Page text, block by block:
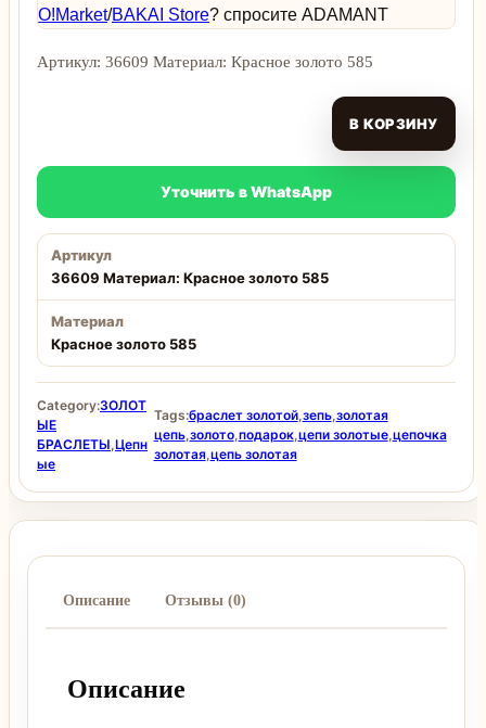
O!Market/BAKAI Store? спросите ADAMANT
Артикул: 36609 Материал: Красное золото 585
В КОРЗИНУ
Уточнить в WhatsApp
Артикул
36609 Материал: Красное золото 585
Материал
Красное золото 585
Category:ЗОЛОТ
ЫЕ
БРАСЛЕТЫ,Цепн
ые
Tags:браслет золотой,зепь,золотая
цепь,золото,подарок,цепи золотые,цепочка
золотая,цепь золотая
Описание Отзывы (0)
Описание